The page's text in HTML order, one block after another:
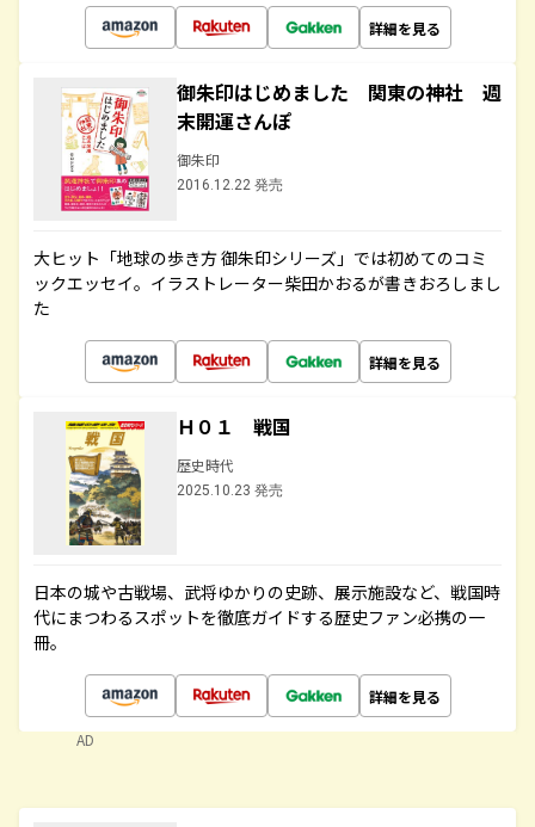
詳細を見る
御朱印はじめました 関東の神社 週
末開運さんぽ
御朱印
2016.12.22 発売
大ヒット「地球の歩き方 御朱印シリーズ」では初めてのコミ
ックエッセイ。イラストレーター柴田かおるが書きおろしまし
た
詳細を見る
Ｈ０１ 戦国
歴史時代
2025.10.23 発売
日本の城や古戦場、武将ゆかりの史跡、展示施設など、戦国時
代にまつわるスポットを徹底ガイドする歴史ファン必携の一
冊。
詳細を見る
AD